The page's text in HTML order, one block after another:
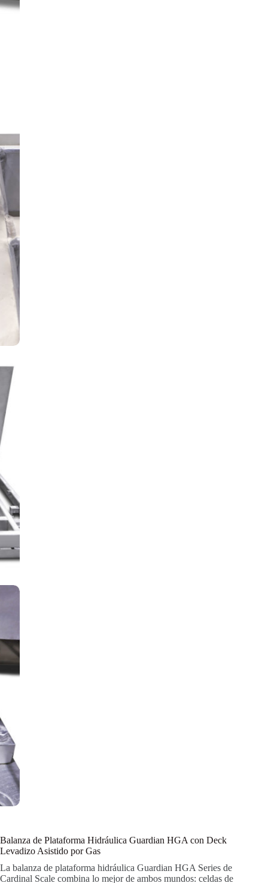
Balanza de Plataforma Hidráulica Guardian HGA con Deck
Levadizo Asistido por Gas
La balanza de plataforma hidráulica Guardian HGA Series de
Cardinal Scale combina lo mejor de ambos mundos: celdas de